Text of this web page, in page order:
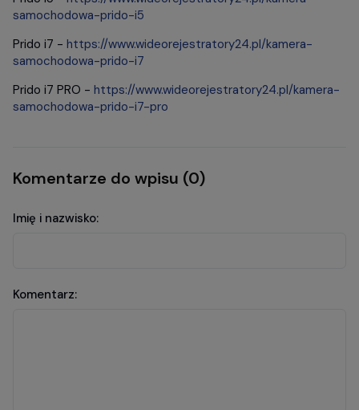
samochodowa-prido-i5
Prido i7 - https://www.wideorejestratory24.pl/kamera-
samochodowa-prido-i7
Prido i7 PRO - https://www.wideorejestratory24.pl/kamera-
samochodowa-prido-i7-pro
Komentarze do wpisu (0)
Imię i nazwisko:
Komentarz: